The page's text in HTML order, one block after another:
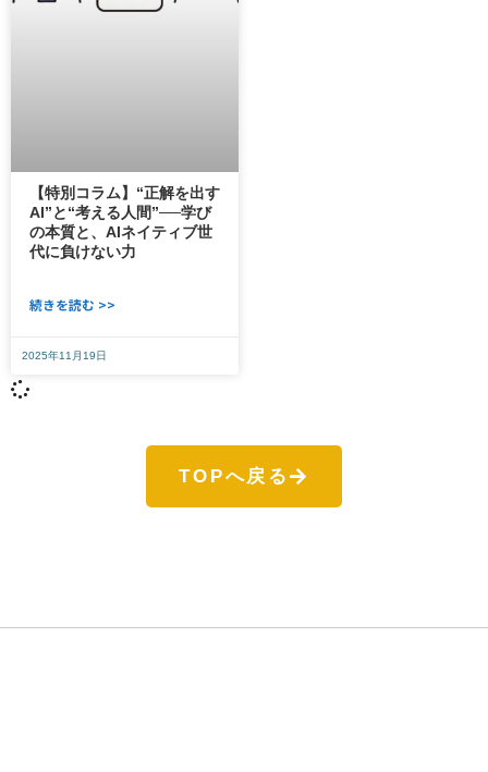
【特別コラム】“正解を出す
AI”と“考える人間”──学び
の本質と、AIネイティブ世
代に負けない力
続きを読む >>
2025年11月19日
TOPへ戻る